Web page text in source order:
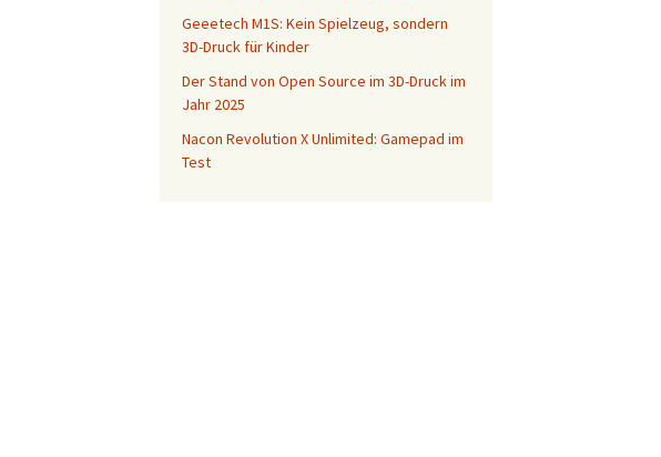
Geeetech M1S: Kein Spielzeug, sondern
3D-Druck für Kinder
Der Stand von Open Source im 3D-Druck im
Jahr 2025
Nacon Revolution X Unlimited: Gamepad im
Test